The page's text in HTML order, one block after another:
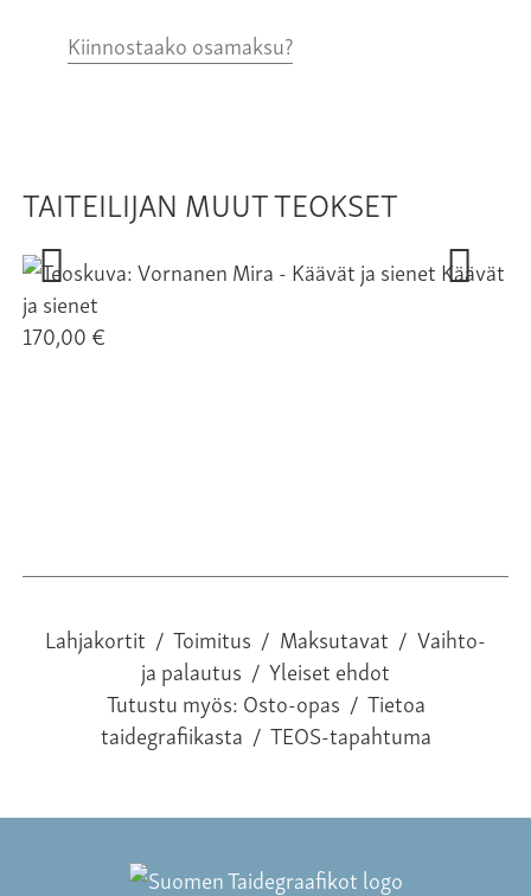
Kiinnostaako osamaksu?
TAITEILIJAN MUUT TEOKSET
Käävät
ja sienet
170,00 €
Lahjakortit / Toimitus / Maksutavat / Vaihto-
ja palautus / Yleiset ehdot
Tutustu myös:Osto-opas / Tietoa
taidegrafiikasta / TEOS-tapahtuma